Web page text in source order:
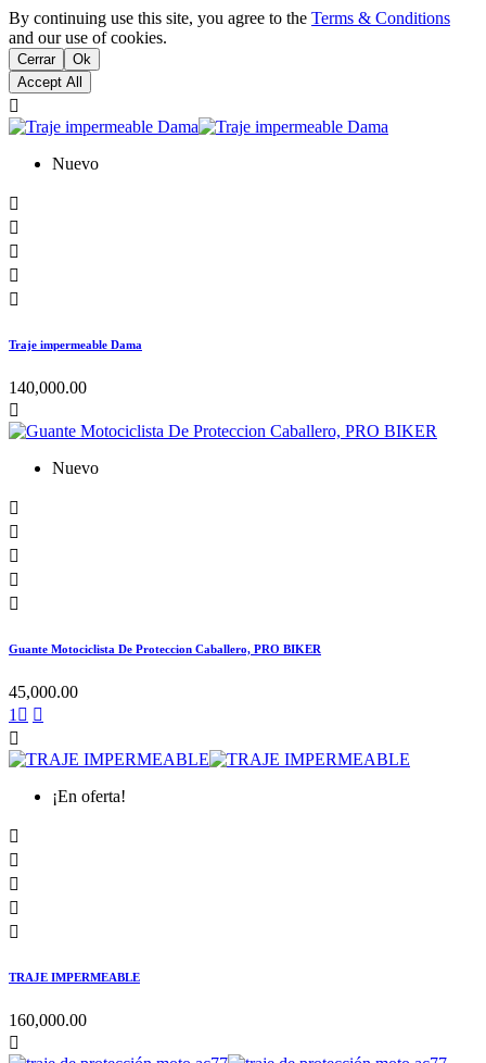
By continuing use this site, you agree to the Terms & Conditions
and our use of cookies.
Cerrar
Ok
Accept All

Nuevo





Traje impermeable Dama
140,000.00

Nuevo





Guante Motociclista De Proteccion Caballero, PRO BIKER
45,000.00
1  

¡En oferta!





TRAJE IMPERMEABLE
160,000.00
